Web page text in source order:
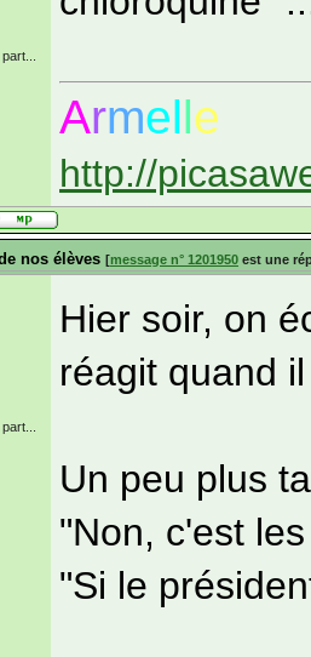
Armelle
http://
nos élèves [message n° 1201950 est une
Hier soir, on
réagit quand
Un peu plus
"Non, c'est
"Si le